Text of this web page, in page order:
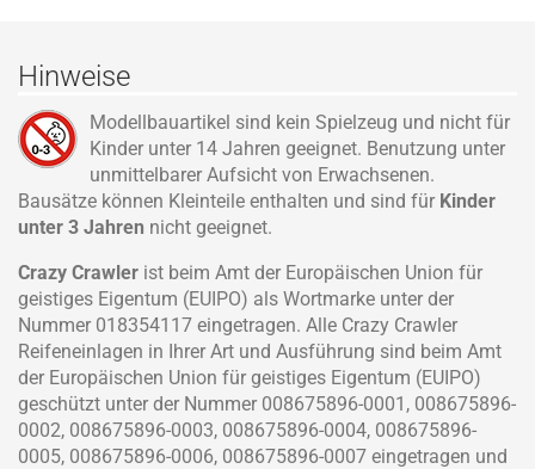
Hinweise
Modellbauartikel sind kein Spielzeug und nicht für
Kinder unter 14 Jahren geeignet. Benutzung unter
unmittelbarer Aufsicht von Erwachsenen.
Bausätze können Kleinteile enthalten und sind für Kinder
unter 3 Jahren nicht geeignet.
Crazy Crawler ist beim Amt der Europäischen Union für
geistiges Eigentum (EUIPO) als Wortmarke unter der
Nummer 018354117 eingetragen. Alle Crazy Crawler
Reifeneinlagen in Ihrer Art und Ausführung sind beim Amt
der Europäischen Union für geistiges Eigentum (EUIPO)
geschützt unter der Nummer 008675896-0001, 008675896-
0002, 008675896-0003, 008675896-0004, 008675896-
0005, 008675896-0006, 008675896-0007 eingetragen und